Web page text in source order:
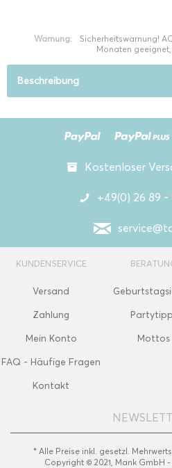
Warnung:
Sicherheitswarnung!
Monaten
Beschreibung
Kostenloser
+49(0) 26 89
KUNDENSERVICE
Versand
Zahlung
Mein Konto
FAQ - Häufige Fragen
Kontakt
Mottos
* Alle Preise inkl. gesetzl.
Copyright © 2021, Mank GmbH